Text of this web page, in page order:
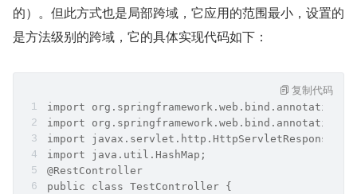
的）。但此方式也是局部跨域，它应用的范围最小，设置的
是方法级别的跨域，它的具体实现代码如下：
import
import
import javax.servlet.http.HttpServletResponse;
import java.util.HashMap;
@RestController
public class TestController {
复制代码